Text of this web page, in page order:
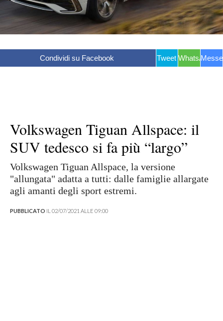
Condividi su Facebook Tweet WhatsApp
Volkswagen Tiguan Allspace: il
SUV tedesco si fa più “largo”
Volkswagen Tiguan Allspace, la versione
"allungata" adatta a tutti: dalle famiglie allargate
agli amanti degli sport estremi.
PUBBLICATO IL 02/07/2021 ALLE 09:00